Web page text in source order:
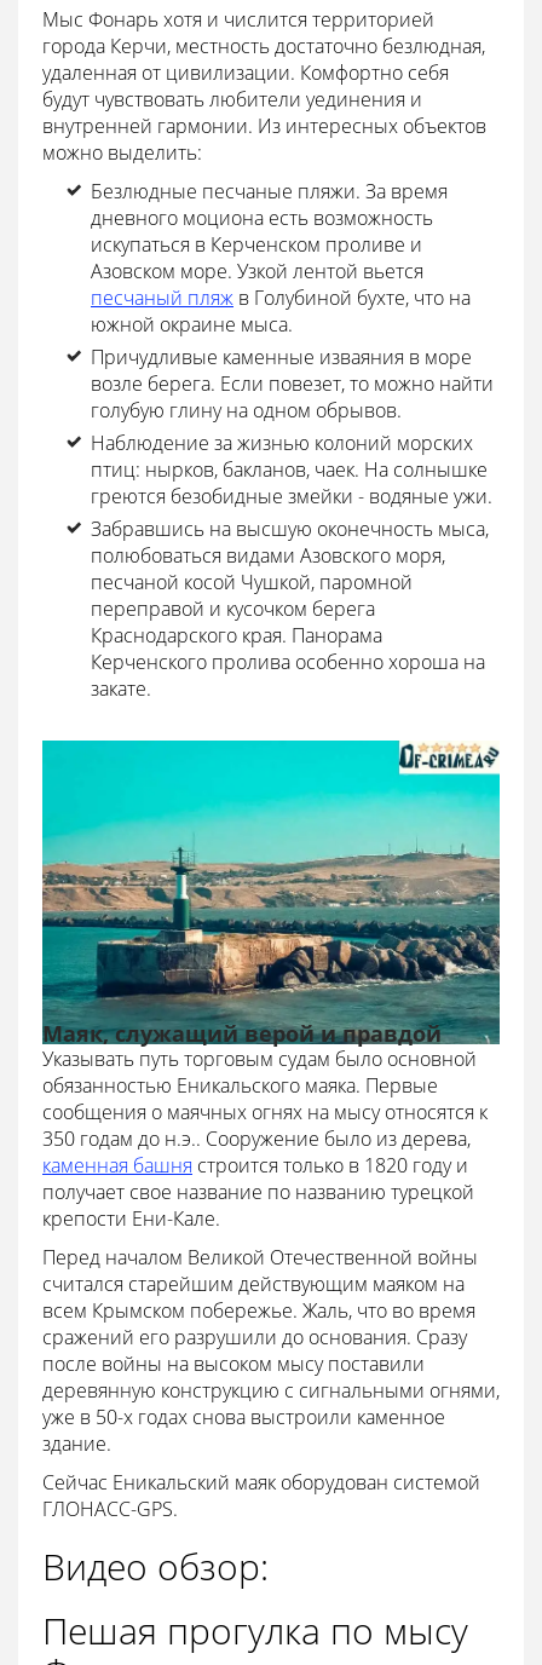
Мыс Фонарь хотя и числится территорией
города Керчи, местность достаточно безлюдная,
удаленная от цивилизации. Комфортно себя
будут чувствовать любители уединения и
внутренней гармонии. Из интересных объектов
можно выделить:
Безлюдные песчаные пляжи. За время
дневного моциона есть возможность
искупаться в Керченском проливе и
Азовском море. Узкой лентой вьется
песчаный пляж в Голубиной бухте, что на
южной окраине мыса.
Причудливые каменные изваяния в море
возле берега. Если повезет, то можно найти
голубую глину на одном обрывов.
Наблюдение за жизнью колоний морских
птиц: нырков, бакланов, чаек. На солнышке
греются безобидные змейки - водяные ужи.
Забравшись на высшую оконечность мыса,
полюбоваться видами Азовского моря,
песчаной косой Чушкой, паромной
переправой и кусочком берега
Краснодарского края. Панорама
Керченского пролива особенно хороша на
закате.
Маяк, служащий верой и правдой
Указывать путь торговым судам было основной
обязанностью Еникальского маяка. Первые
сообщения о маячных огнях на мысу относятся к
350 годам до н.э.. Сооружение было из дерева,
каменная башня строится только в 1820 году и
получает свое название по названию турецкой
крепости Ени-Кале.
Перед началом Великой Отечественной войны
считался старейшим действующим маяком на
всем Крымском побережье. Жаль, что во время
сражений его разрушили до основания. Сразу
после войны на высоком мысу поставили
деревянную конструкцию с сигнальными огнями,
уже в 50-х годах снова выстроили каменное
здание.
Сейчас Еникальский маяк оборудован системой
ГЛОНАСС-GPS.
Видео обзор:
Пешая прогулка по мысу